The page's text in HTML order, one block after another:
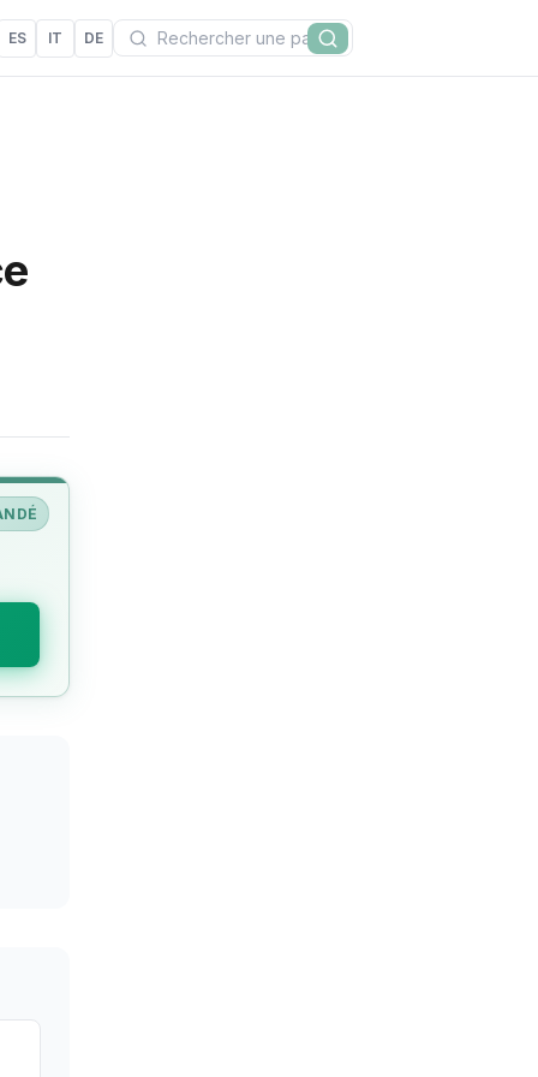
ES IT DE Recherchez
Rechercher